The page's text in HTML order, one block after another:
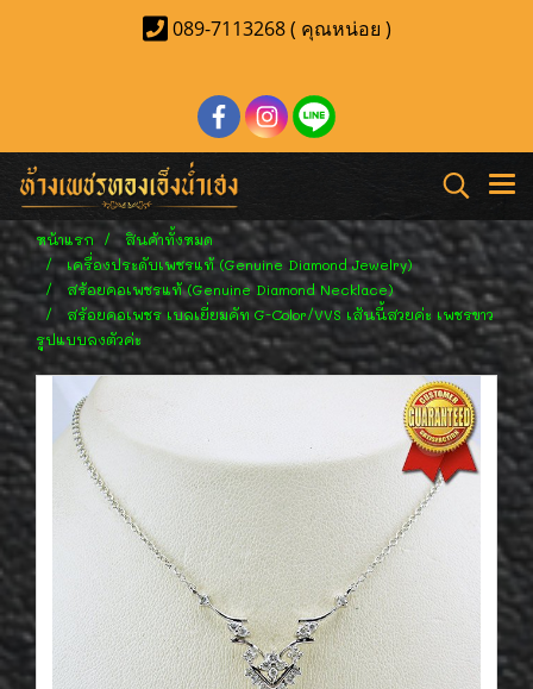
089-7113268 ( คุณหน่อย )
หน้าแรก
สินค้าทั้งหมด
เครื่องประดับเพชรแท้ (Genuine Diamond Jewelry)
สร้อยคอเพชรแท้ (Genuine Diamond Necklace)
สร้อยคอเพชร เบลเยี่ยมคัท G-Color/VVS เส้นนี้สวยค่ะ เพชรขาว
รูปแบบลงตัวค่ะ